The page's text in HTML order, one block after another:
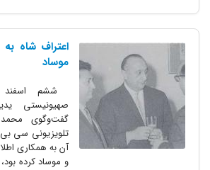
اعتراف شاه به
موساد
صهیونیستی
گفت‌وگوی
تلویزیونی سی
آن به همکاری
و موساد کرده